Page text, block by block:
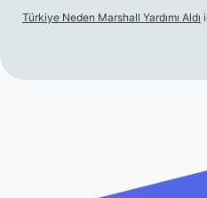
Türkiye Neden Marshall Yardımı Aldı